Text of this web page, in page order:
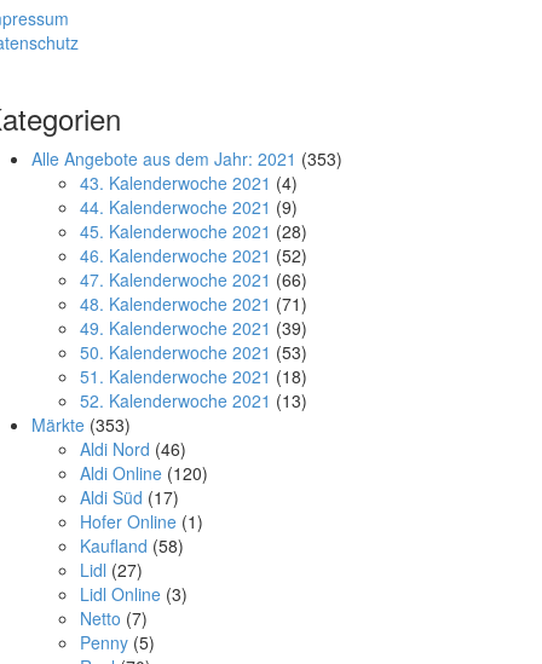
Alle Angebote aus dem Jahr: 2021 (353)
43. Kalenderwoche 2021 (4)
44. Kalenderwoche 2021 (9)
45. Kalenderwoche 2021 (28)
46. Kalenderwoche 2021 (52)
47. Kalenderwoche 2021 (66)
48. Kalenderwoche 2021 (71)
49. Kalenderwoche 2021 (39)
50. Kalenderwoche 2021 (53)
51. Kalenderwoche 2021 (18)
52. Kalenderwoche 2021 (13)
Märkte (353)
Aldi Nord (46)
Aldi Online (120)
Aldi Süd (17)
Hofer Online (1)
Kaufland (58)
Lidl (27)
Lidl Online (3)
Netto (7)
Penny (5)